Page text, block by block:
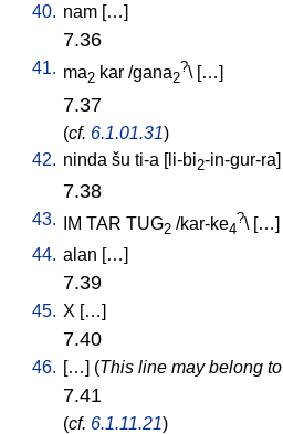
40. nam […]
7.36
41. ma2 kar /gana2
?\ […]
7.37
(cf. 6.1.01.31)
42. ninda šu ti-a [li-bi2-in-gur-ra]
7.38
43. IM TAR TUG2 /kar-ke4
?\ […]
44. alan […]
7.39
45. X […]
7.40
46. […] (This line may belong
7.41
(cf. 6.1.11.21)